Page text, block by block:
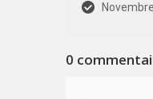
Novembre
0